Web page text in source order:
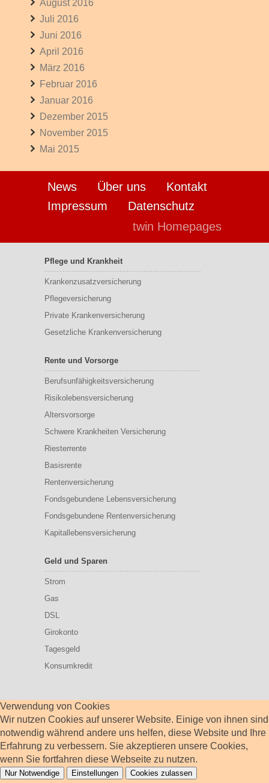
August 2016
Juli 2016
Juni 2016
April 2016
März 2016
Februar 2016
Januar 2016
Dezember 2015
November 2015
Mai 2015
News Über uns
Kontakt
Impressum
Datenschutz
twin Homepages
Pflege und Krankheit
Krankenzusatzversicherung
Pflegeversicherung
Private Krankenversicherung
Gesetzliche Krankenversicherung
Rente und Vorsorge
Berufs­unfähigkeitsversicherung
Risikolebensversicherung
Altersvorsorge
Schwere Krankheiten Versicherung
Riesterrente
Basisrente
Rentenversicherung
Fondsgebundene Lebensversicherung
Fondsgebundene Rentenversicherung
Kapitallebensversicherung
Geld und Sparen
Strom
Gas
DSL
Girokonto
Tagesgeld
Konsumkredit
Verwendung von Cookies
Wir nutzen Cookies auf unserer Website. Einige von ihnen sind
notwendig während andere uns helfen, diese Website und Ihre
Erfahrung zu verbessern. Sie akzeptieren unsere Cookies,
wenn Sie fortfahren diese Webseite zu nutzen.
Nur Notwendige Einstellungen Cookies zulassen